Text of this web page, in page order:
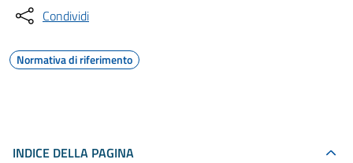
Condividi
Normativa di riferimento
INDICE DELLA PAGINA